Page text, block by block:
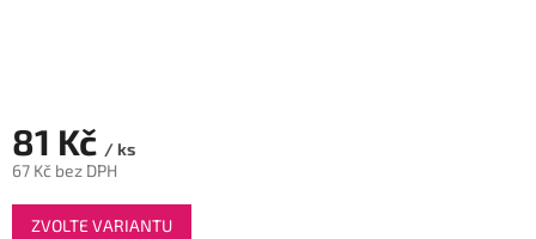
81 Kč / ks
67 Kč bez DPH
Měrná
cena:
ZVOLTE VARIANTU